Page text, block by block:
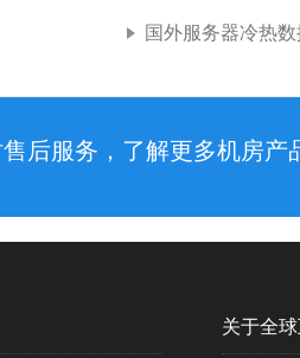
国外服务器冷热
后服务，了解更多机房产
关于全